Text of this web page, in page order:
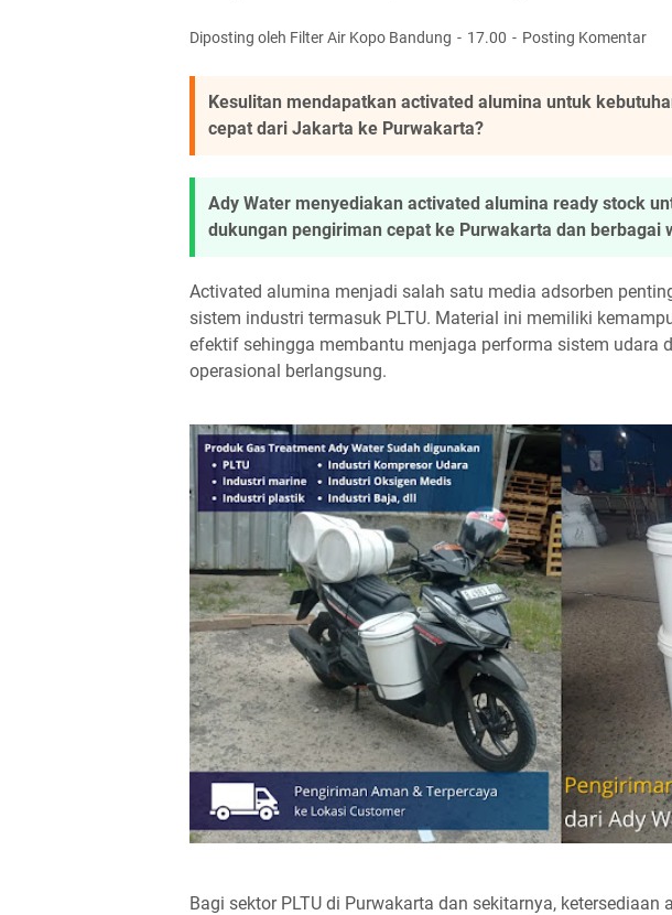
Diposting oleh Filter Air Kopo Bandung 17.00 Posting Komentar
Kesulitan mendapatkan activated alumina untuk
cepat dari Jakarta ke Purwakarta?
Ady Water menyediakan activated alumina ready stock
dukungan pengiriman cepat ke Purwakarta dan berbagai
Activated alumina menjadi salah satu media adsorben
sistem industri termasuk PLTU. Material ini memiliki
efektif sehingga membantu menjaga performa sistem udara
operasional berlangsung.
Bagi sektor PLTU di Purwakarta dan sekitarnya,